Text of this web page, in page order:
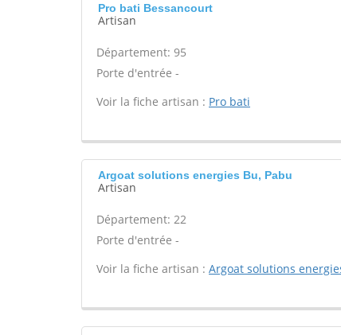
Pro bati Bessancourt
Artisan
Département: 95
Porte d'entrée -
Voir la fiche artisan : Pro bati
Argoat solutions energies Bu, Pabu
Artisan
Département: 22
Porte d'entrée -
Voir la fiche artisan : Argoat solutions